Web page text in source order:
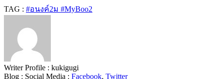
TAG : #อนงค์2ม #MyBoo2
Writer Profile : kukigugi
Blog : Social Media : Facebook, Twitter